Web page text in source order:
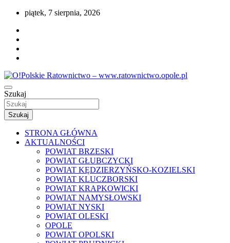
Przejdź
treści
piątek, 7 sierpnia, 2026
O!Polskie Ratownictwo –
www.ratownictwo.opole.pl
Portal opolskiego i polskiego ratownictwa.
Szukaj
Szukaj
STRONA GŁÓWNA
AKTUALNOŚCI
POWIAT BRZESKI
POWIAT GŁUBCZYCKI
POWIAT KĘDZIERZYŃSKO-KOZIELSKI
POWIAT KLUCZBORSKI
POWIAT KRAPKOWICKI
POWIAT NAMYSŁOWSKI
POWIAT NYSKI
POWIAT OLESKI
OPOLE
POWIAT OPOLSKI